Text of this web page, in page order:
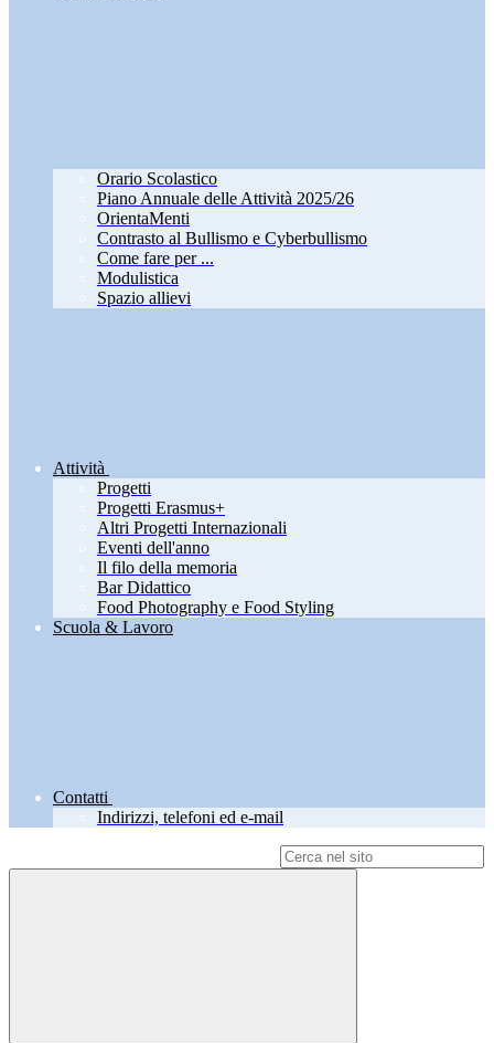
Orario Scolastico
Piano Annuale delle Attività 2025/26
OrientaMenti
Contrasto al Bullismo e Cyberbullismo
Come fare per ...
Modulistica
Spazio allievi
Attività
Progetti
Progetti Erasmus+
Altri Progetti Internazionali
Eventi dell'anno
Il filo della memoria
Bar Didattico
Food Photography e Food Styling
Scuola & Lavoro
Contatti
Indirizzi, telefoni ed e-mail